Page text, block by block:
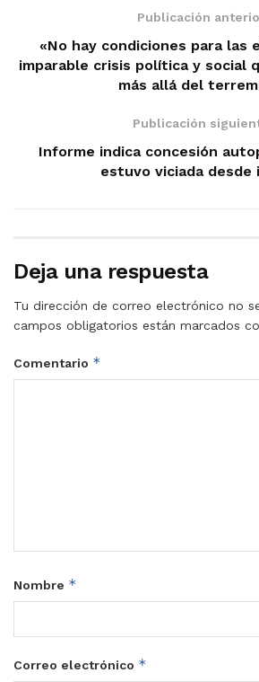
Publicación
«No hay condiciones para las
imparable crisis política y social
más allá del
Publicación
Informe indica concesión
estuvo viciada desde
Deja una respuesta
Tu dirección de correo electrónico no
campos obligatorios están marcados
Comentario *
Nombre *
Correo electrónico *